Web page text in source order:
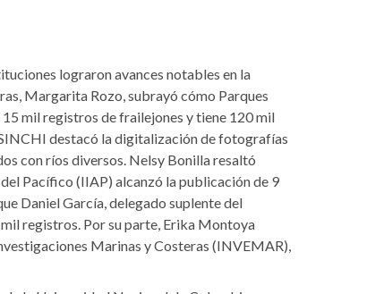
lograron avances notables en la
Margarita Rozo, subrayó cómo Parques
mil registros de frailejones y tiene 120 mil
destacó la digitalización de fotografías
con ríos diversos. Nelsy Bonilla resaltó
Pacífico (IIAP) alcanzó la publicación de 9
Daniel García, delegado suplente del
registros. Por su parte, Erika Montoya
Marinas y Costeras (INVEMAR),